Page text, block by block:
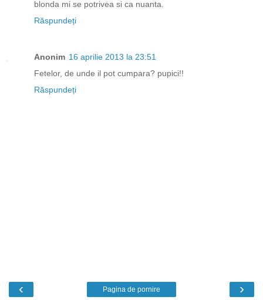
blonda mi se potrivea si ca nuanta.
Răspundeți
Anonim 16 aprilie 2013 la 23:51
Fetelor, de unde il pot cumpara? pupici!!
Răspundeți
‹ ›
Pagina de pornire